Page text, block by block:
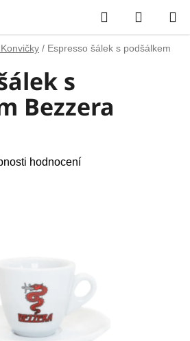
Hledat
KOŠÍK
/ Espresso šálek s podšálkem
s
Bezzera
hodnocení